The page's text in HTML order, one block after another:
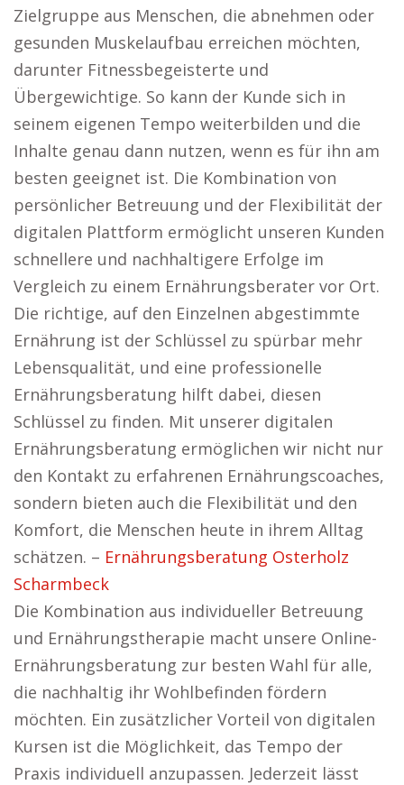
Zielgruppe aus Menschen, die abnehmen oder
gesunden Muskelaufbau erreichen möchten,
darunter Fitnessbegeisterte und
Übergewichtige. So kann der Kunde sich in
seinem eigenen Tempo weiterbilden und die
Inhalte genau dann nutzen, wenn es für ihn am
besten geeignet ist. Die Kombination von
persönlicher Betreuung und der Flexibilität der
digitalen Plattform ermöglicht unseren Kunden
schnellere und nachhaltigere Erfolge im
Vergleich zu einem Ernährungsberater vor Ort.
Die richtige, auf den Einzelnen abgestimmte
Ernährung ist der Schlüssel zu spürbar mehr
Lebensqualität, und eine professionelle
Ernährungsberatung hilft dabei, diesen
Schlüssel zu finden. Mit unserer digitalen
Ernährungsberatung ermöglichen wir nicht nur
den Kontakt zu erfahrenen Ernährungscoaches,
sondern bieten auch die Flexibilität und den
Komfort, die Menschen heute in ihrem Alltag
schätzen. – Ernährungsberatung Osterholz
Scharmbeck
Die Kombination aus individueller Betreuung
und Ernährungstherapie macht unsere Online-
Ernährungsberatung zur besten Wahl für alle,
die nachhaltig ihr Wohlbefinden fördern
möchten. Ein zusätzlicher Vorteil von digitalen
Kursen ist die Möglichkeit, das Tempo der
Praxis individuell anzupassen. Jederzeit lässt